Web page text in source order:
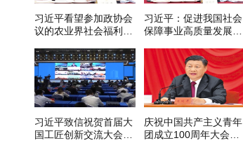
习近平看望参加政协会
议的农业界社会福利和
习近平：促进我国社会
保障事业高质量发展、
习近平致信祝贺首届大
国工匠创新交流大会举
庆祝中国共产主义青年
团成立100周年大会在